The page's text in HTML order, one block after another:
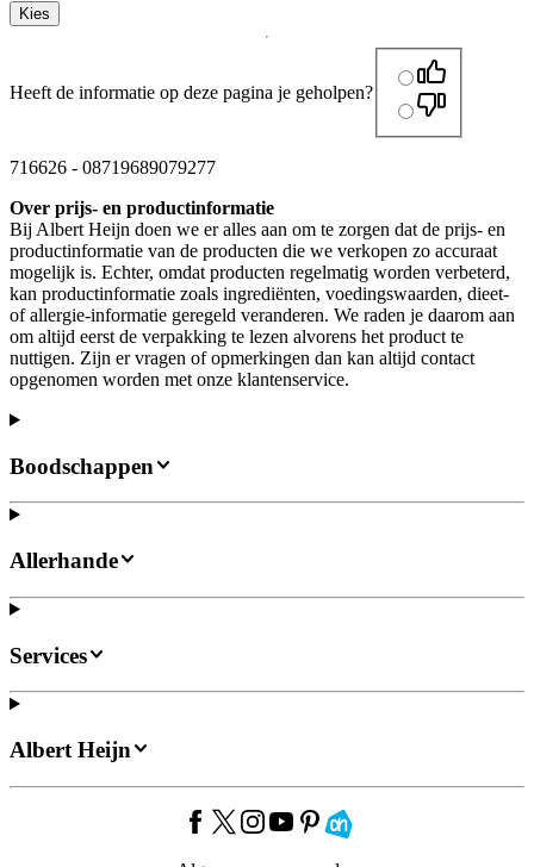
Kies
Heeft de informatie op deze pagina je geholpen?
716626 - 08719689079277
Over prijs- en productinformatie
Bij Albert Heijn doen we er alles aan om te zorgen dat de prijs- en
productinformatie van de producten die we verkopen zo accuraat
mogelijk is. Echter, omdat producten regelmatig worden verbeterd,
kan productinformatie zoals ingrediënten, voedingswaarden, dieet-
of allergie-informatie geregeld veranderen. We raden je daarom aan
om altijd eerst de verpakking te lezen alvorens het product te
nuttigen. Zijn er vragen of opmerkingen dan kan altijd contact
opgenomen worden met onze klantenservice.
Boodschappen
Allerhande
Services
Albert Heijn